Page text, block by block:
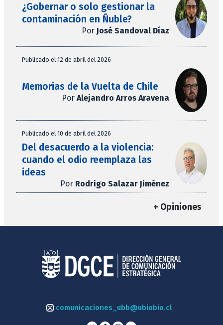
¿Gobernar o solo gestionar la
contaminación en Ñuble?
Por José Sandoval Díaz
Publicado el 12 de abril del 2026
Memorias de la Vuelta de Chile
Por Alejandro Arros Aravena
Publicado el 10 de abril del 2026
Del desacuerdo a la violencia:
cuando el odio reemplaza las
ideas
Por Rodrigo Salazar Jiménez
+ Opiniones
comunicaciones_ubb@ubiobio.cl